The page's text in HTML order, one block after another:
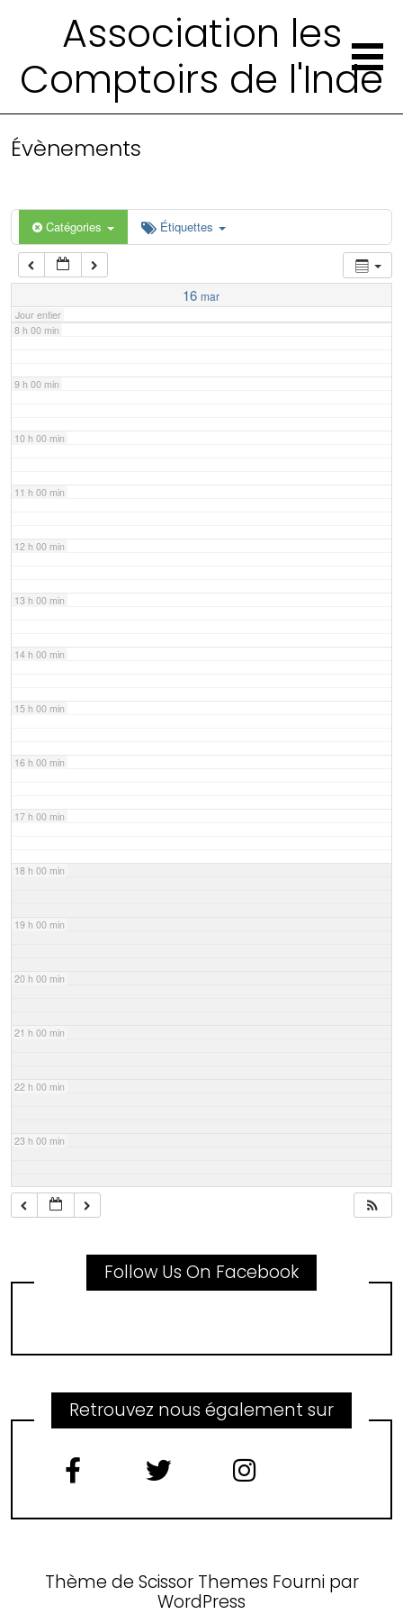
Association les
Comptoirs de l'Inde
Évènements
Catégories Étiquettes
16 mar
Jour entier
4 h 00 min
6 h 00 min
7 h 00 min
8 h 00 min
9 h 00 min
10 h 00 min
11 h 00 min
12 h 00 min
13 h 00 min
14 h 00 min
15 h 00 min
16 h 00 min
17 h 00 min
18 h 00 min
19 h 00 min
20 h 00 min
21 h 00 min
22 h 00 min
23 h 00 min
Follow Us On Facebook
Retrouvez nous également sur
Thème de Scissor Themes Fourni par
WordPress